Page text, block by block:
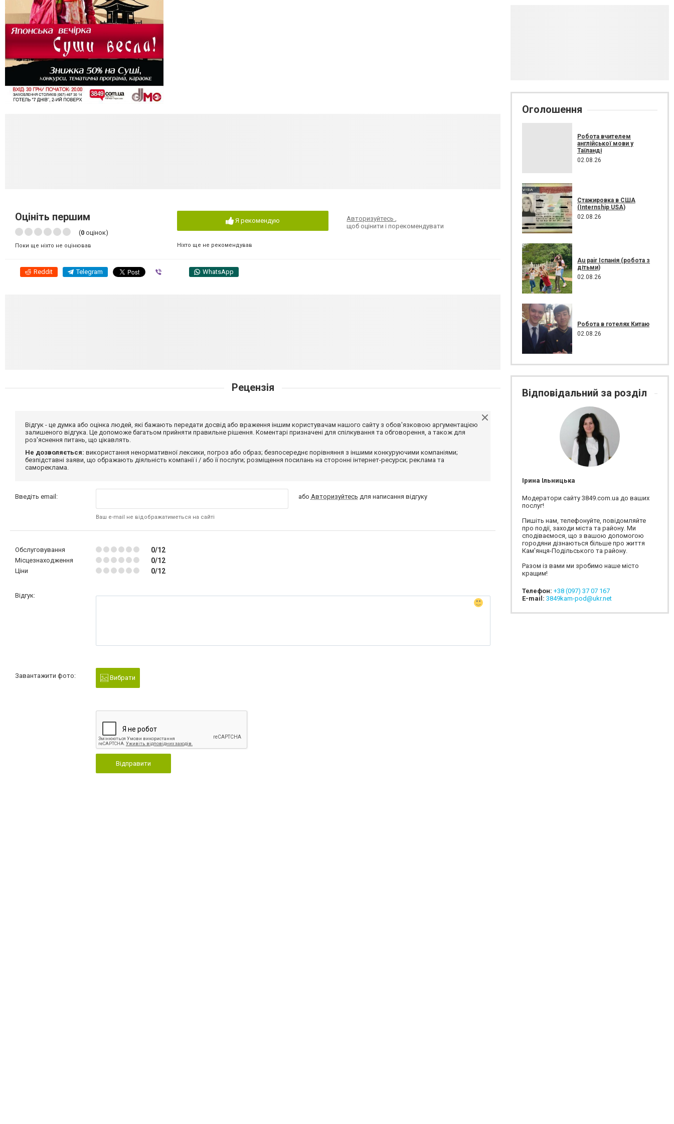
Оцініть першим
(0 оцінок)
Поки ще ніхто не оцінював
Я рекомендую
Ніхто ще не рекомендував
Авторизуйтесь
щоб оцінити і порекомендувати
Reddit Telegram WhatsApp
Рецензія
Відгук - це думка або оцінка людей, які бажають передати досвід або враження іншим користувачам нашого сайту з обов'язковою аргументацією
залишеного відгука. Це допоможе багатьом прийняти правильне рішення. Коментарі призначені для спілкування та обговорення, а також для
роз'яснення питань, що цікавлять.
Не дозволяється: використання ненормативної лексики, погроз або образ; безпосереднє порівняння з іншими конкуруючими компаніями;
безпідставні заяви, що ображають діяльність компанії і / або її послуги; розміщення посилань на сторонні інтернет-ресурси; реклама та
самореклама.
Введіть email:
Ваш e-mail не відображатиметься на сайті
або Авторизуйтесь для написання відгуку
Обслуговування 0/12
Місцезнаходження 0/12
Ціни 0/12
Відгук:
Завантажити фото: Вибрати
Відправити
Оголошення
Робота вчителем
англійської мови у
Таїланді
02.08.26
Стажировка в США
(Internship USA)
02.08.26
Au pair Іспанія (робота з
дітьми)
02.08.26
Робота в готелях Китаю
02.08.26
Відповідальний за розділ
Ірина Ільницька
Модератори сайту 3849.com.ua до ваших
послуг!
Пишіть нам, телефонуйте, повідомляйте
про події, заходи міста та району. Ми
сподіваємося, що з вашою допомогою
городяни дізнаються більше про життя
Кам'янця-Подільського та району.
Разом із вами ми зробимо наше місто
кращим!
Телефон: +38 (097) 37 07 167
E-mail: 3849kam-pod@ukr.net